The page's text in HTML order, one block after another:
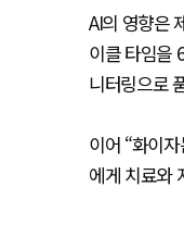
AI의 영향은
이클 타임을
니터링으로
이어 “화이
에게 치료와